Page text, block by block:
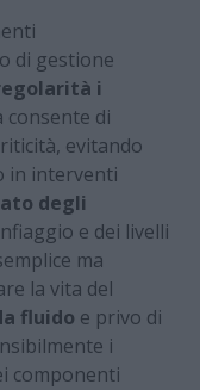
di gestione
i
consente di
evitando
in interventi
degli
e dei livelli
ma
la vita del
fluido e privo di
i
componenti